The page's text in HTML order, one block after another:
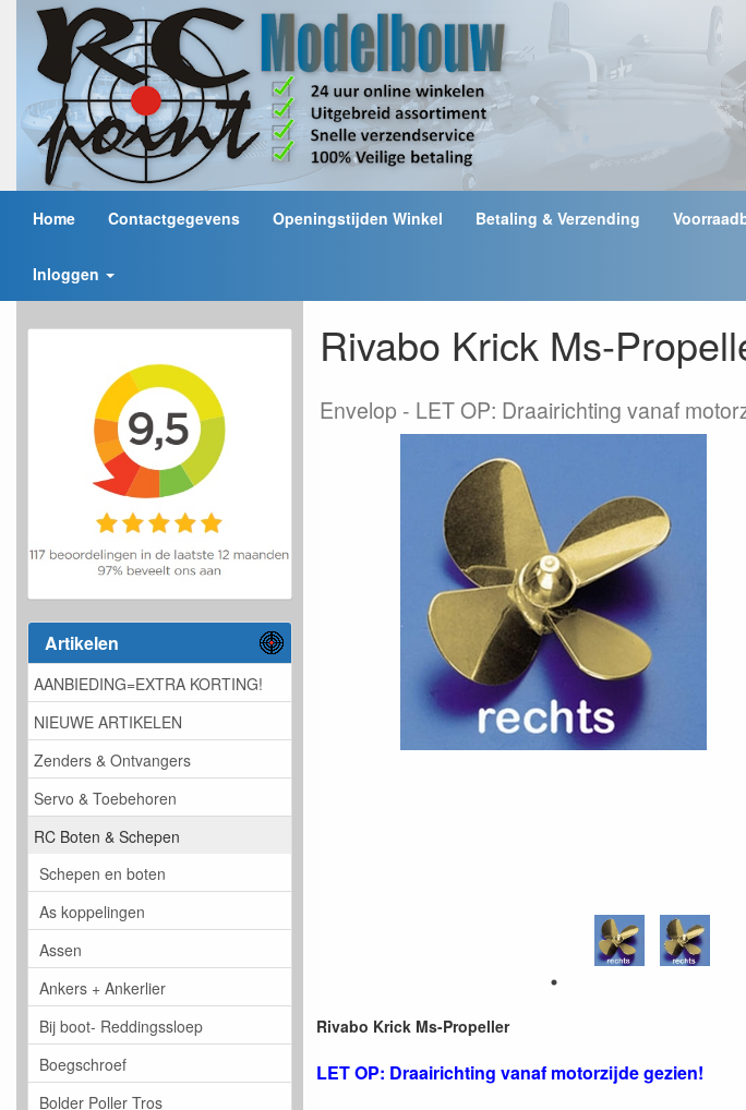
Home Contactgegevens Openingstijden Winkel Betaling & Verzending
Inloggen
Artikelen
AANBIEDING=EXTRA KORTING!
NIEUWE ARTIKELEN
Zenders & Ontvangers
Servo & Toebehoren
RC Boten & Schepen
Schepen en boten
As koppelingen
Assen
Ankers + Ankerlier
Bij boot- Reddingssloep
Boegschroef
Bolder Poller Tros
Rivabo Krick Ms-
Envelop LET OP: Draairichting vanaf
Rivabo Krick Ms-Propeller
LET OP: Draairichting vanaf motorzijde gezien!